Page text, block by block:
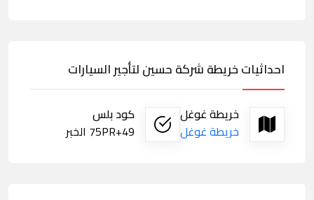
احداثيات خريطة شركة حسين لتأجير السيارات
خريطة غوغل
خريطة غوغل
كود بلس
75PR+49 الخبر